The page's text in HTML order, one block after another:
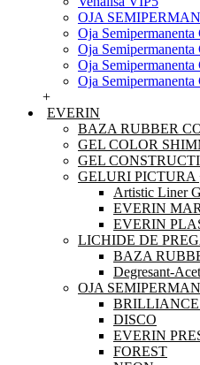
OJA
Oja
Oja
Oja
Oja
+
EVERIN
BAZA RUBBER
GEL COLOR
GEL
GELURI PICTURA
Artistic Liner
EVERIN
EVERIN
LICHIDE DE
BAZA
Degresant-
OJA
DISCO
EVERIN
FOREST